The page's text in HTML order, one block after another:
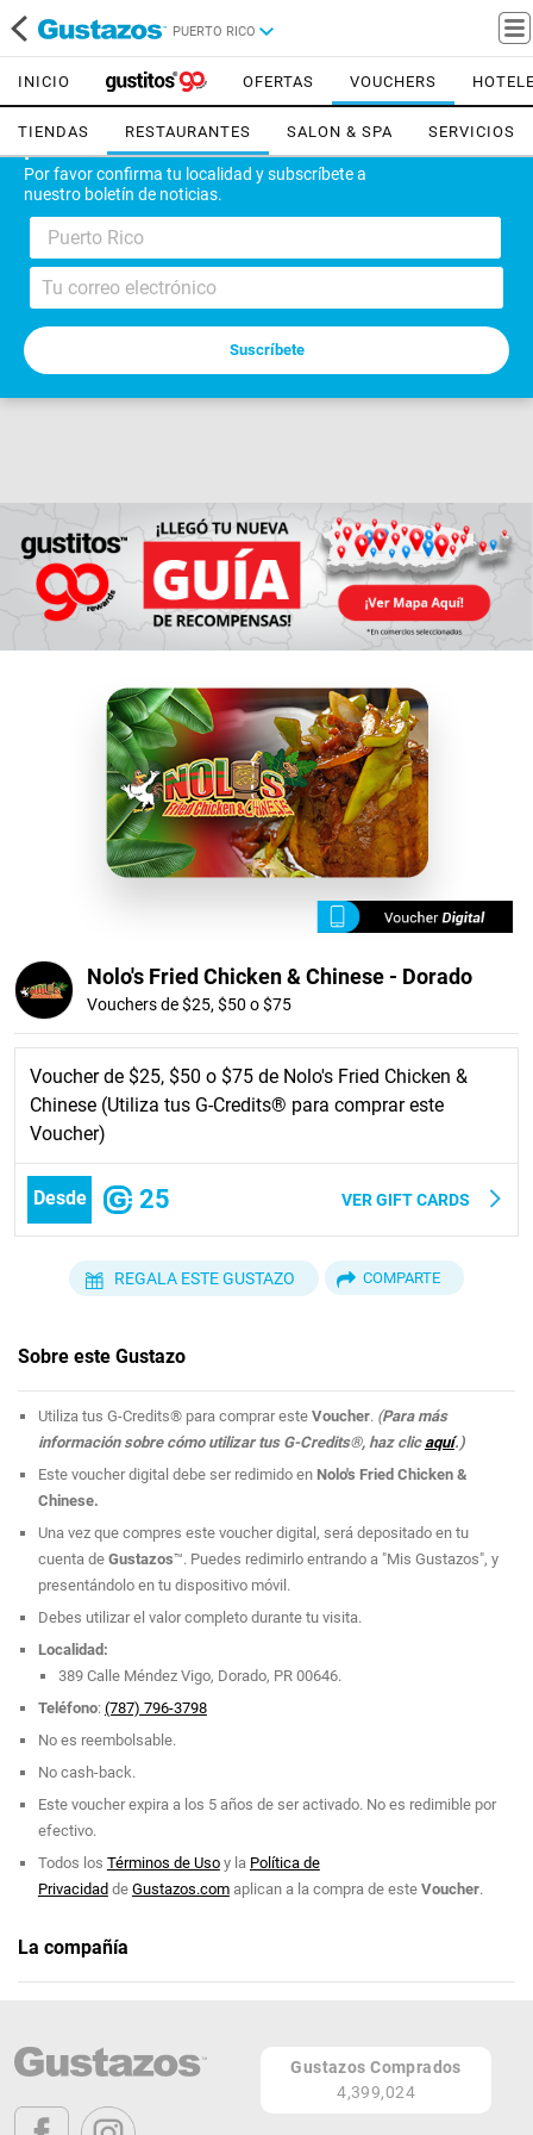
PUERTO RICO
¡Bienvenido!
Por favor confirma tu localidad y subscríbete a
nuestro boletín de noticias.
Puerto Rico
INICIO OFERTAS VOUCHERS
TIENDAS RESTAURANTES SALON & SPA SERVICIOS
Nolo's Fried Chicken & Chinese - Dorado
Vouchers de $25, $50 o $75
Voucher de $25, $50 o $75 de Nolo's Fried Chicken &
Chinese (Utiliza tus G-Credits® para comprar este
Voucher)
Desde 25 VER GIFT CARDS
REGALA ESTE GUSTAZO COMPARTE
Sobre este Gustazo
Utiliza tus G-Credits® para comprar este Voucher. (Para más
información sobre cómo utilizar tus G-Credits®, haz clic aquí.)
Este voucher digital debe ser redimido enNolo's Fried Chicken &
Chinese.
Una vez que compres este voucher digital, será depositado en tu
cuenta de Gustazos™. Puedes redimirlo entrando a "Mis Gustazos", y
presentándolo en tu dispositivo móvil.
Debes utilizar el valor completo durante tu visita.
Localidad:
389 Calle Méndez Vigo, Dorado, PR 00646.
Teléfono: (787) 796-3798
No es reembolsable.
No cash-back.
Este voucher expira a los 5 años de ser activado. No es redimible por
efectivo.
Todos los Términos de Usoy la Política de
Privacidad de Gustazos.comaplican a la compra de este Voucher.
La compañía
Página Web
389 Calle Méndez Vigo
Gustazos Comprados
4,399,024